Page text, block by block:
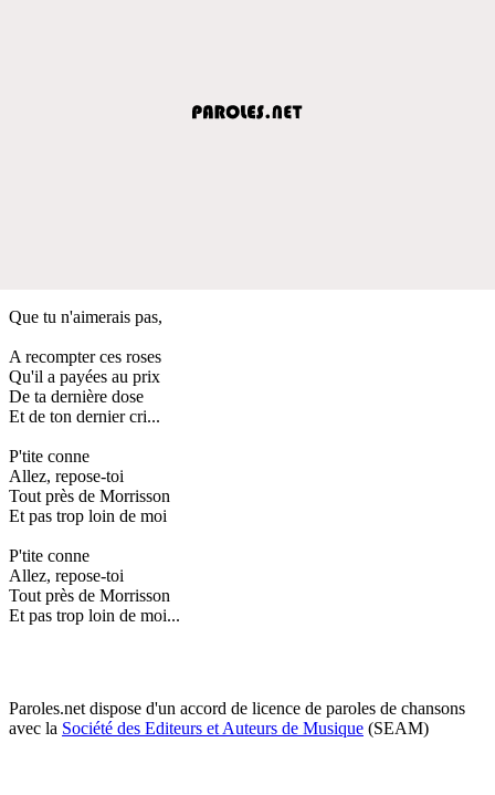
Que tu n'aimerais pas,
A recompter ces roses
Qu'il a payées au prix
De ta dernière dose
Et de ton dernier cri...
P'tite conne
Allez, repose-toi
Tout près de Morrisson
Et pas trop loin de moi
P'tite conne
Allez, repose-toi
Tout près de Morrisson
Et pas trop loin de moi...
Paroles.net dispose d'un accord de licence de paroles de chansons
avec la Société des Editeurs et Auteurs de Musique (SEAM)